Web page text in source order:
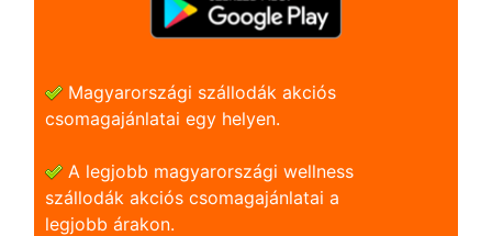
Magyarországi szállodák akciós
csomagajánlatai egy helyen.
A legjobb magyarországi wellness
szállodák akciós csomagajánlatai a
legjobb árakon.